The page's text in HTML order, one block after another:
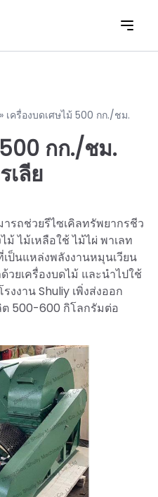
» เครื่องบดเศษไม้ 500 กก./ชม.
กก./ชม.
เลีย
รถช่วยรีไซเคิลทรัพยากรชีว
ไม้เหลือใช้ ไม้ไผ่ พาเลท
เป็นแหล่งพลังงานหมุนเวียน
ยเครื่องบดไม้ และนำไปใช้
งงาน Shuliy เพิ่งส่งออก
ต 500-600 กิโลกรัมต่อ